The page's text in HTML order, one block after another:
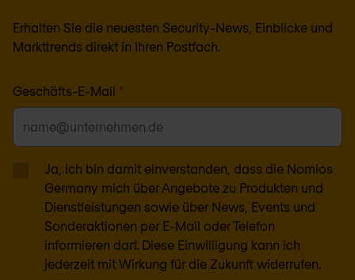
Erhalten Sie die neuesten Security-News, Einblicke und
Markttrends direkt in Ihren Postfach.
Geschäfts-E-Mail *
Ja, ich bin damit einverstanden, dass die Nomios
Germany mich über Angebote zu Produkten und
Dienstleistungen sowie über News, Events und
Sonderaktionen per E-Mail oder Telefon
informieren darf. Diese Einwilligung kann ich
jederzeit mit Wirkung für die Zukunft widerrufen.